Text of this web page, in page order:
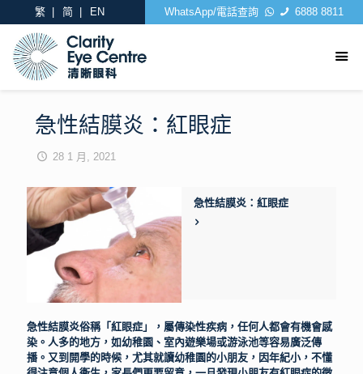
繁 简 EN WhatsApp/電話查詢 6888 8811
急性結膜炎：紅眼症
28 1 月, 2021
急性結膜炎：紅眼症
急性結膜炎俗稱「紅眼症」，屬傳染性疾病，任何人都會有機會感
染。人多的地方，如幼稚園、室內遊樂場或游泳池等容易廣泛傳
播。又到開學的時候，尤其就讀幼稚園的小朋友，因年紀小，不懂